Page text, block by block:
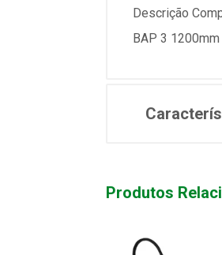
Descrição
BAP 3
Produtos